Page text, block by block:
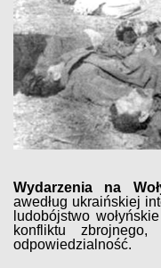
Wydarzenia na
awedług ukraińskiej
ludobójstwo
konfliktu
odpowiedzialność.